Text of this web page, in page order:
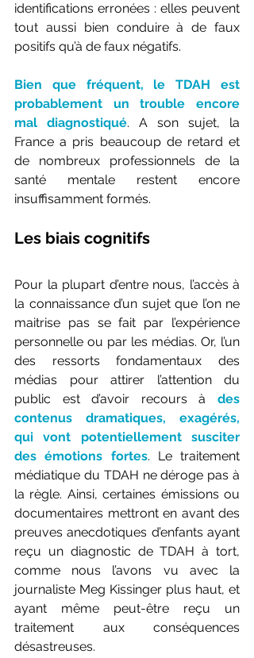
identifications erronées : elles peuvent
tout aussi bien conduire à de faux
positifs qu’à de faux négatifs.
Bien que fréquent, le TDAH est
probablement un trouble encore
mal diagnostiqué. A son sujet, la
France a pris beaucoup de retard et
de nombreux professionnels de la
santé mentale restent encore
insuffisamment formés.
Les biais cognitifs
Pour la plupart d’entre nous, l’accès à
la connaissance d’un sujet que l’on ne
maitrise pas se fait par l’expérience
personnelle ou par les médias. Or, l’un
des ressorts fondamentaux des
médias pour attirer l’attention du
public est d’avoir recours à des
contenus dramatiques, exagérés,
qui vont potentiellement susciter
des émotions fortes. Le traitement
médiatique du TDAH ne déroge pas à
la règle. Ainsi, certaines émissions ou
documentaires mettront en avant des
preuves anecdotiques d’enfants ayant
reçu un diagnostic de TDAH à tort,
comme nous l’avons vu avec la
journaliste Meg Kissinger plus haut, et
ayant même peut-être reçu un
traitement aux conséquences
désastreuses.